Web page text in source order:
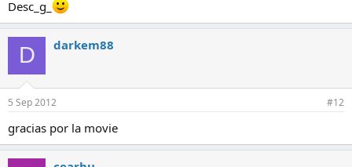
Desc_g_
D darkem88
5 Sep 2012 #12
gracias por la movie